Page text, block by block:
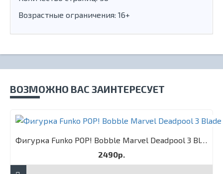
Возрастные ограничения: 16+
ВОЗМОЖНО ВАС ЗАИНТЕРЕСУЕТ
Фигурка Funko POP! Bobble Marvel Deadpool 3 Blade
2490р.